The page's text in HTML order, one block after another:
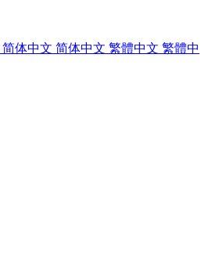
简体中文 简体中文 繁體中文 繁體中